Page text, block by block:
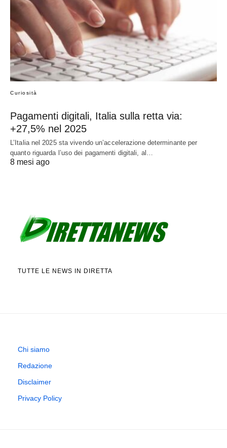
Curiosità
Pagamenti digitali, Italia sulla retta via:
+27,5% nel 2025
L’Italia nel 2025 sta vivendo un’accelerazione determinante per
quanto riguarda l’uso dei pagamenti digitali, al…
8 mesi ago
TUTTE LE NEWS IN DIRETTA
Chi siamo
Redazione
Disclaimer
Privacy Policy